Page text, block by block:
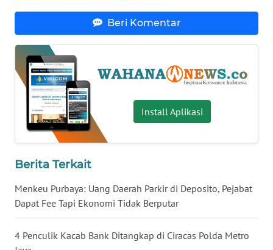
Beri Komentar
Install Aplikasi
Berita Terkait
Menkeu Purbaya: Uang Daerah Parkir di Deposito, Pejabat
Dapat Fee Tapi Ekonomi Tidak Berputar
4 Penculik Kacab Bank Ditangkap di Ciracas Polda Metro
SUMBAR
WN
SUMSEL
WN
BENGKULU
LAMPUNG
WN
JATENG